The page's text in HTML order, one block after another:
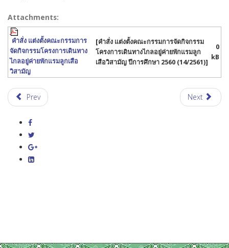
Attachments:
คำสั่ง แต่งตั้งคณะกรรมการ
จัดกิจกรรมโครงการเดินทาง
ไกลอยู่ค่ายพักแรมลูกเสือ
วิสามัญ
[คำสั่ง แต่งตั้งคณะกรรมการจัดกิจกรรม
โครงการเดินทางไกลอยู่ค่ายพักแรมลูก
เสือวิสามัญ ปีการศึกษา 2560 (14/2561)]
0
kB
Prev Next